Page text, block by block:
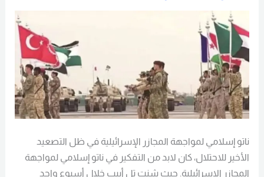
ناتو إسلامي لمواجهة المجازر الإسرائيلية في ظل التصعيد
الأخير للاحتلال، كان لابد من التفكير في ناتو إسلامي لمواجهة
المجازر الإسرائيلية. حيث شنت تل أبيب خلال أسبوع واحد
المجازر
الإسرائيلية